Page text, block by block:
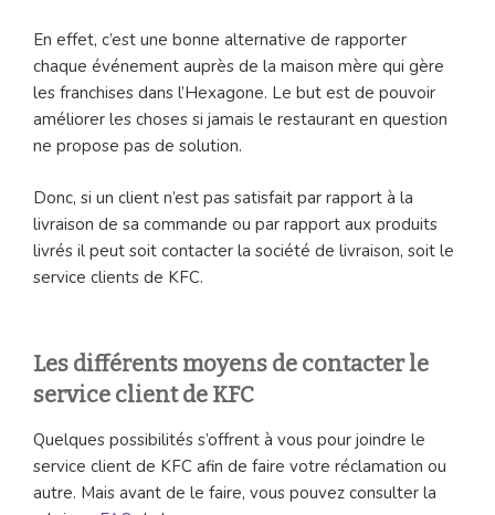
En effet, c’est une bonne alternative de rapporter
chaque événement auprès de la maison mère qui gère
les franchises dans l’Hexagone. Le but est de pouvoir
améliorer les choses si jamais le restaurant en question
ne propose pas de solution.
Donc, si un client n’est pas satisfait par rapport à la
livraison de sa commande ou par rapport aux produits
livrés il peut soit contacter la société de livraison, soit le
service clients de KFC.
Les différents moyens de contacter le
service client de KFC
Quelques possibilités s’offrent à vous pour joindre le
service client de KFC afin de faire votre réclamation ou
autre. Mais avant de le faire, vous pouvez consulter la